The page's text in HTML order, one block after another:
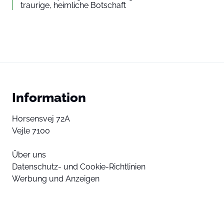
traurige, heimliche Botschaft
Information
Horsensvej 72A
Vejle 7100
Über uns
Datenschutz- und Cookie-Richtlinien
Werbung und Anzeigen